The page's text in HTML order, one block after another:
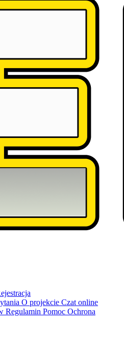
O projekcie Czat online
Regulamin Pomoc Ochrona